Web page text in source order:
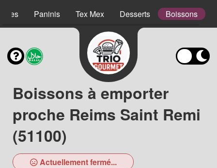
Paninis Tex Mex Desserts Boissons
Boissons à emporter
proche Reims Saint Remi
(51100)
Actuellement fermé...